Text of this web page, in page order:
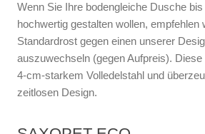
Wenn Sie Ihre bodengleiche Dusche
hochwertig gestalten wollen, empfehlen
Standardrost gegen einen unserer
auszuwechseln (gegen Aufpreis).
4-cm-starkem Volledelstahl und
zeitlosen Design.